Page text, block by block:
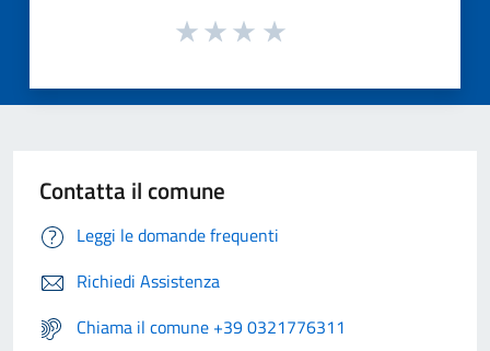
Contatta il comune
Leggi le domande frequenti
Richiedi Assistenza
Chiama il comune +39 0321776311